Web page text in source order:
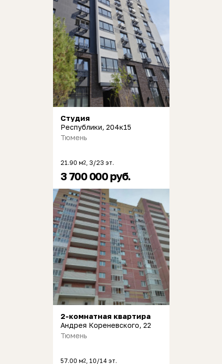
Студия
Республики, 204к15
Тюмень
21.90 м2 , 3/23 эт.
3 700 000 руб.
2-комнатная квартира
Андрея Кореневского, 22
Тюмень
57.00 м2 , 10/14 эт.